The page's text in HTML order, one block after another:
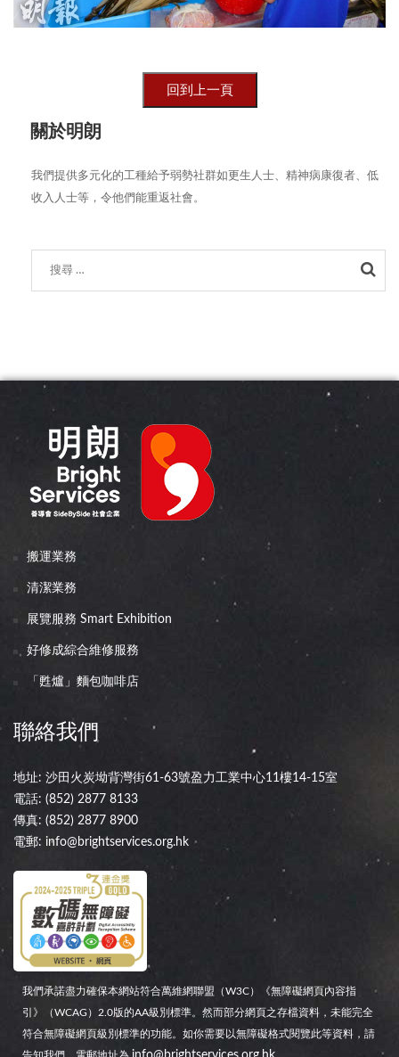
關於明朗
我們提供多元化的工種給予弱勢社群如更生人士、精神病康復者、低
收入人士等，令他們能重返社會。
搬運業務
清潔業務
展覽服務 Smart Exhibition
好修成綜合維修服務
「甦爐」麵包咖啡店
聯絡我們
地址: 沙田火炭坳背灣街61-63號盈力工業中心11樓14-15室
電話: (852) 2877 8133
傳真: (852) 2877 8900
電郵: info@brightservices.org.hk
我們承諾盡力確保本網站符合萬維網聯盟（W3C）《無障礙網頁內容指
引》（WCAG）2.0版的AA級別標準。然而部分網頁之存檔資料，未能完全
符合無障礙網頁級別標準的功能。如你需要以無障礙格式閱覽此等資料，請